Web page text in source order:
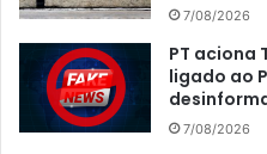
7/08/2026
PT aciona
ligado ao
7/08/2026